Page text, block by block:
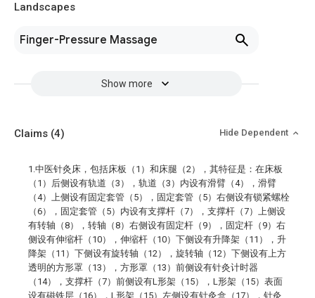
Landscapes
Finger-Pressure Massage
Show more
Claims (4) Hide Dependent
1.中医针灸床，包括床板（1）和床腿（2），其特征是：在床板
（1）后侧设有轨道（3），轨道（3）内设有滑臂（4），滑臂
（4）上侧设有固定套管（5），固定套管（5）右侧设有锁紧螺栓
（6），固定套管（5）内设有支撑杆（7），支撑杆（7）上侧设
有转轴（8），转轴（8）右侧设有固定杆（9），固定杆（9）右
侧设有伸缩杆（10），伸缩杆（10）下侧设有升降架（11），升
降架（11）下侧设有旋转轴（12），旋转轴（12）下侧设有上方
透明的方形罩（13），方形罩（13）前侧设有针灸计时器
（14），支撑杆（7）前侧设有L形架（15），L形架（15）表面
设有磁铁层（16），L形架（15）左侧设有针灸盒（17），针灸